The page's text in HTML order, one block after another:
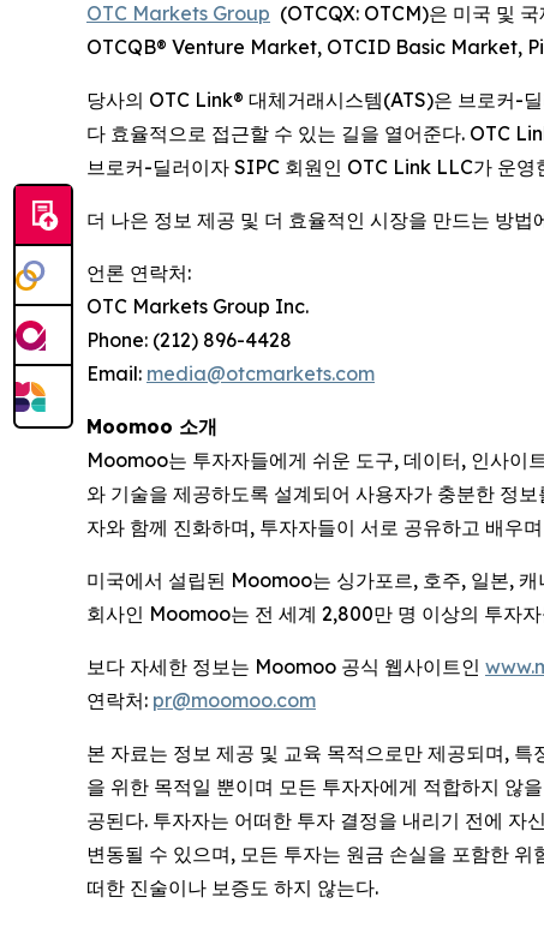
OTC Markets Group (OTCQX: OTCM)은 미국 및
OTCQB® Venture Market, OTCID Basic Market,
당사의 OTC Link® 대체거래시스템(ATS)은 브로커-
다 효율적으로 접근할 수 있는 길을 열어준다. OTC
브로커-딜러이자 SIPC 회원인 OTC Link LLC가 운영
더 나은 정보 제공 및 더 효율적인 시장을 만드는 방법
언론 연락처:
OTC Markets Group Inc.
Phone: (212) 896-4428
Email: media@otcmarkets.com
Moomoo 소개
Moomoo는 투자자들에게 쉬운 도구, 데이터, 인사이
와 기술을 제공하도록 설계되어 사용자가 충분한 정
자와 함께 진화하며, 투자자들이 서로 공유하고 배우
미국에서 설립된 Moomoo는 싱가포르, 호주, 일본,
회사인 Moomoo는 전 세계 2,800만 명 이상의 투자
보다 자세한 정보는 Moomoo 공식 웹사이트인
연락처: pr@moomoo.com
본 자료는 정보 제공 및 교육 목적으로만 제공되며,
을 위한 목적일 뿐이며 모든 투자자에게 적합하지 않
공된다. 투자자는 어떠한 투자 결정을 내리기 전에 자
변동될 수 있으며, 모든 투자는 원금 손실을 포함한
떠한 진술이나 보증도 하지 않는다.